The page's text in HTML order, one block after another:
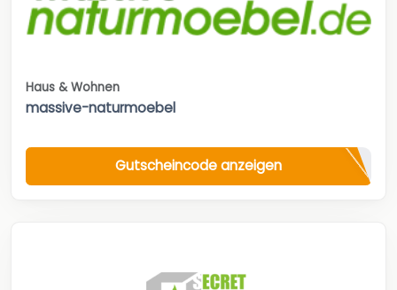
Haus & Wohnen
massive-naturmoebel
Gutscheincode anzeigen